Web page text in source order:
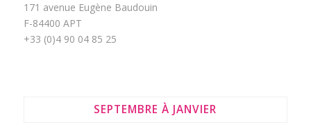
171 avenue Eugène Baudouin
F-84400 APT
+33 (0)4 90 04 85 25
SEPTEMBRE À JANVIER